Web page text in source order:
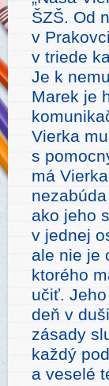
ŠZŠ. Od
v
v triede
Je k
Marek je
Vierka
s
má
ako jeho
v jednej
ale nie je
ktorého
učiť.
deň v
zásady
každý
a veselé